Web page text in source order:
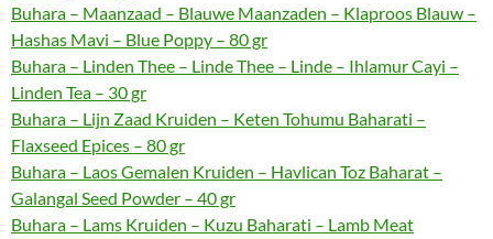
Buhara – Maanzaad – Blauwe Maanzaden – Klaproos Blauw –
Hashas Mavi – Blue Poppy – 80 gr
Buhara – Linden Thee – Linde Thee – Linde – Ihlamur Cayi –
Linden Tea – 30 gr
Buhara – Lijn Zaad Kruiden – Keten Tohumu Baharati –
Flaxseed Epices – 80 gr
Buhara – Laos Gemalen Kruiden – Havlican Toz Baharat –
Galangal Seed Powder – 40 gr
Buhara – Lams Kruiden – Kuzu Baharati – Lamb Meat